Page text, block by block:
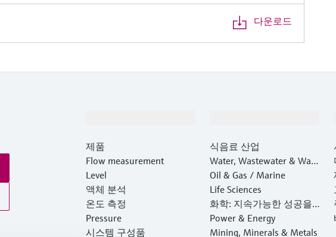
다운로드
제품
Flow measurement
Level
액체 분석
온도 측정
Pressure
시스템 구성품
식음료 산업
Water, Wastewater & Wast
e
Oil & Gas / Marine
Life Sciences
화학: 지속가능한 성공을
위한 파트너십
Power & Energy
Mining, Minerals & Metals